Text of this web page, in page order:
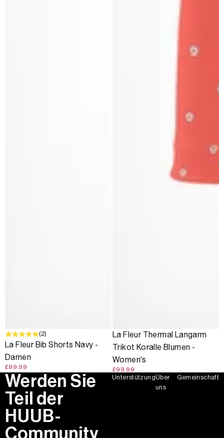
(2)
La Fleur Bib Shorts Navy -
Damen
£99.99
La Fleur Thermal Langarm
Trikot Koralle Blumen -
Women's
£99.99
Werden Sie
Teil der
HUUB-
Community
UnterstützungÜber
uns
Gemeinschaft